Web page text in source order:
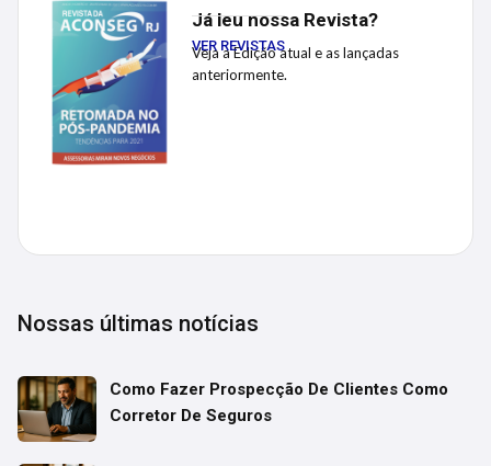
Já leu nossa Revista?
Veja a Edição atual e as lançadas
anteriormente.
VER REVISTAS
Nossas últimas notícias
Como Fazer Prospecção De Clientes Como
Corretor De Seguros